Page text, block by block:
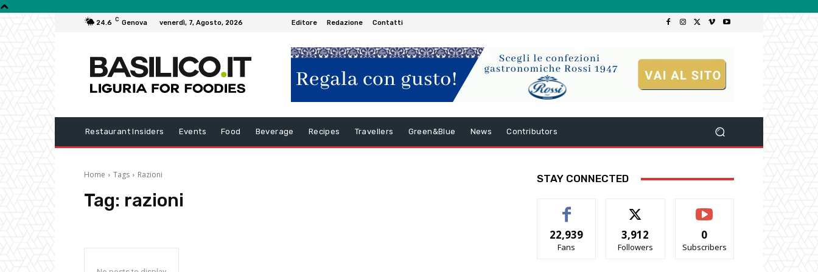
24.6 C Genova venerdì, 7, Agosto, 2026 Editore Redazione Contatti
Restaurant Insiders Events Food Beverage Recipes Travellers Green&Blue News Contributors
Home Tags Razioni
Tag: razioni
STAY CONNECTED
22,939
Fans
3,912
Followers
0
Subscribers